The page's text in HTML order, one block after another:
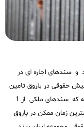
و سندهای اجاره ای در
فیش حقوقی در باروق تامین
نماید ، این مجموعه همچنین توانایی آنرا داشته که سندهای ملکی از 1
را در کمترین زمان ممکن در باروق